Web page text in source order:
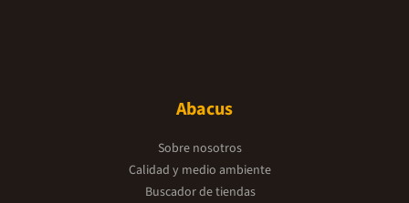
Abacus
Sobre nosotros
Calidad y medio ambiente
Buscador de tiendas